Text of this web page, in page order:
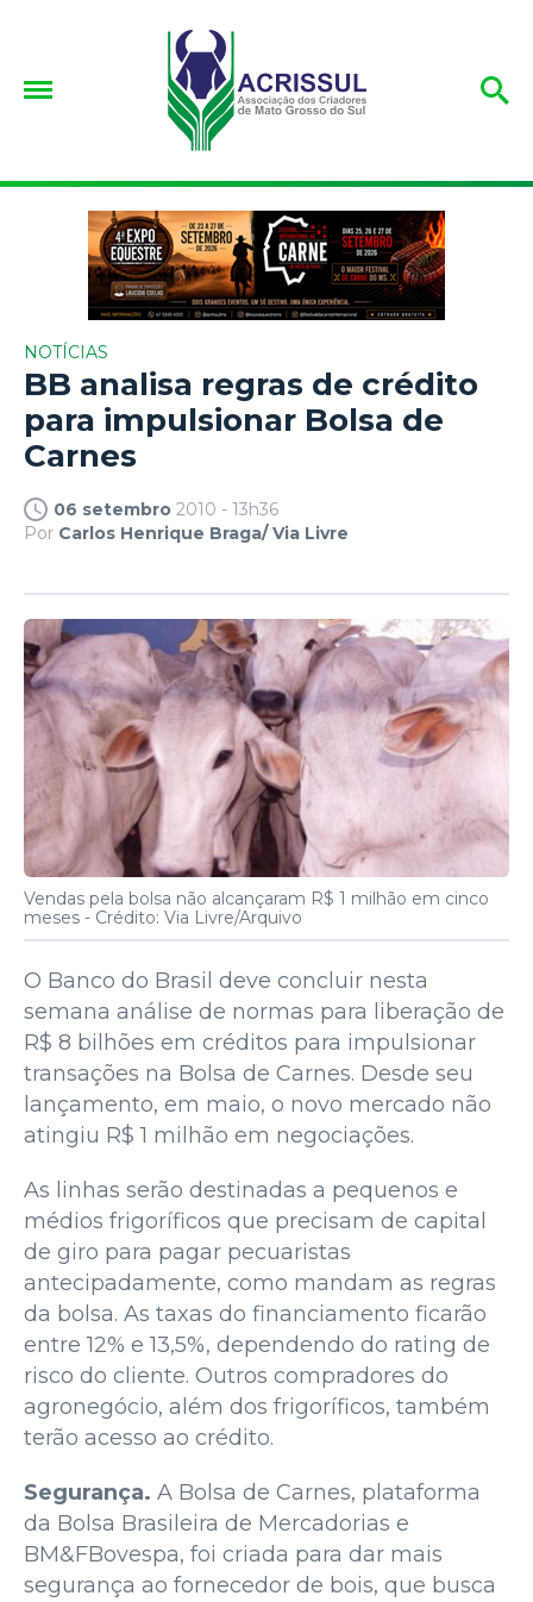
NOTÍCIAS
BB analisa regras de crédito
para impulsionar Bolsa de
Carnes
06 setembro 2010 - 13h36
Por Carlos Henrique Braga/ Via Livre
Vendas pela bolsa não alcançaram R$ 1 milhão em cinco
meses - Crédito: Via Livre/Arquivo
O Banco do Brasil deve concluir nesta
semana análise de normas para liberação de
R$ 8 bilhões em créditos para impulsionar
transações na Bolsa de Carnes. Desde seu
lançamento, em maio, o novo mercado não
atingiu R$ 1 milhão em negociações.
As linhas serão destinadas a pequenos e
médios frigoríficos que precisam de capital
de giro para pagar pecuaristas
antecipadamente, como mandam as regras
da bolsa. As taxas do financiamento ficarão
entre 12% e 13,5%, dependendo do rating de
risco do cliente. Outros compradores do
agronegócio, além dos frigoríficos, também
terão acesso ao crédito.
Segurança. A Bolsa de Carnes, plataforma
da Bolsa Brasileira de Mercadorias e
BM&FBovespa, foi criada para dar mais
segurança ao fornecedor de bois, que busca